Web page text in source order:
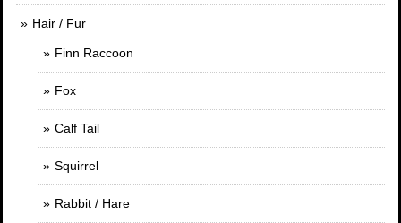
Hair / Fur
Finn Raccoon
Fox
Calf Tail
Squirrel
Rabbit / Hare